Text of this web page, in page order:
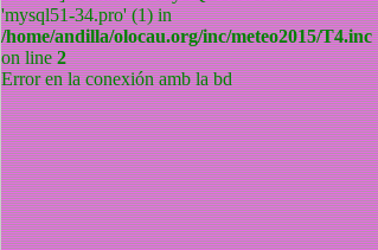
'mysql51-34.pro' (1) in
/home/andilla/olocau.org/inc/meteo2015/T4.inc
on line2
Error en la conexión amb la bd